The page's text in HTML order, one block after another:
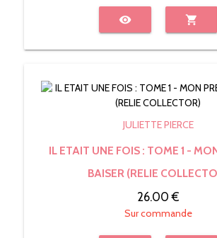
visibility shopping_cart
JULIETTE PIERCE
IL ETAIT UNE FOIS : TOME 1 -
BAISER (RELIE
26.00 €
Sur commande